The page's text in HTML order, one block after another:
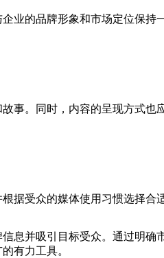
业的品牌形象和市场定位保持
事。同时，内容的呈现方式也
据受众的媒体使用习惯选择合
息并吸引目标受众。通过明确
有力工具。